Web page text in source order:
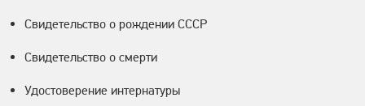
Свидетельство о рождении СССР
Свидетельство о смерти
Удостоверение интернатуры